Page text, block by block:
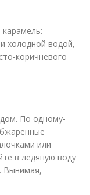
холодной водой,
коричневого
По одному-
или
в ледяную воду
Вынимая,